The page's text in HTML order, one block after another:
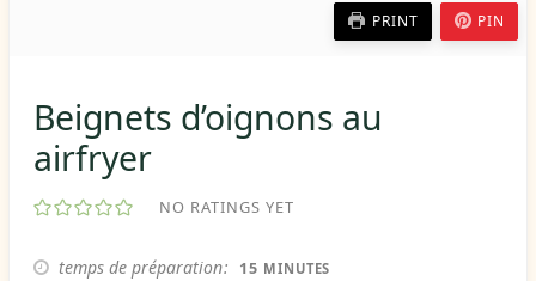
PRINT PIN
Beignets d’oignons au
airfryer
NO RATINGS YET
temps de préparation 15 MINUTES
MINUTES